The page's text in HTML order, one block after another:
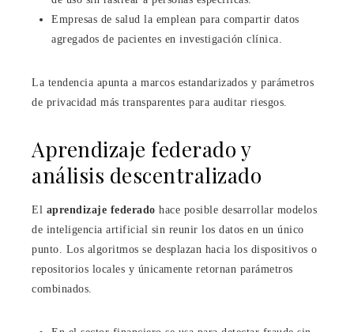
Empresas de salud la emplean para compartir datos
agregados de pacientes en investigación clínica.
La tendencia apunta a marcos estandarizados y parámetros
de privacidad más transparentes para auditar riesgos.
Aprendizaje federado y
análisis descentralizado
El aprendizaje federado hace posible desarrollar modelos
de inteligencia artificial sin reunir los datos en un único
punto. Los algoritmos se desplazan hacia los dispositivos o
repositorios locales y únicamente retornan parámetros
combinados.